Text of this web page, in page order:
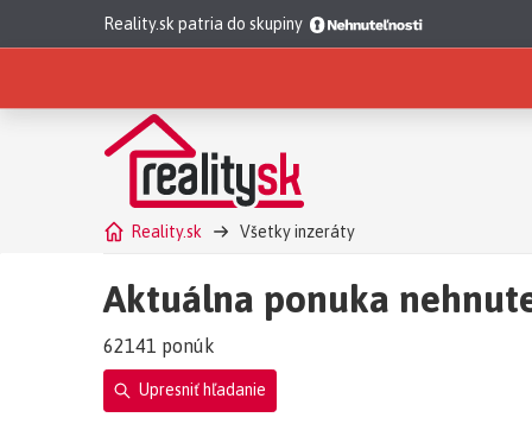
Reality.sk patria do skupiny
Reality.sk Všetky inzeráty
Aktuálna ponuka
62141 ponúk
Upresniť hľadanie